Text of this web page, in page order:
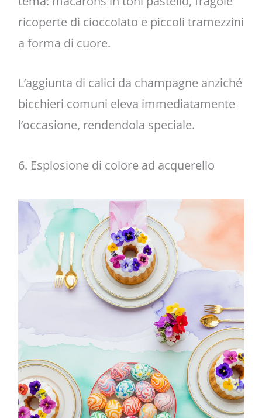
ricoperte di cioccolato e piccoli tramezzini
a forma di cuore.
L’aggiunta di calici da champagne anziché
bicchieri comuni eleva immediatamente
l’occasione, rendendola speciale.
6. Esplosione di colore ad acquerello